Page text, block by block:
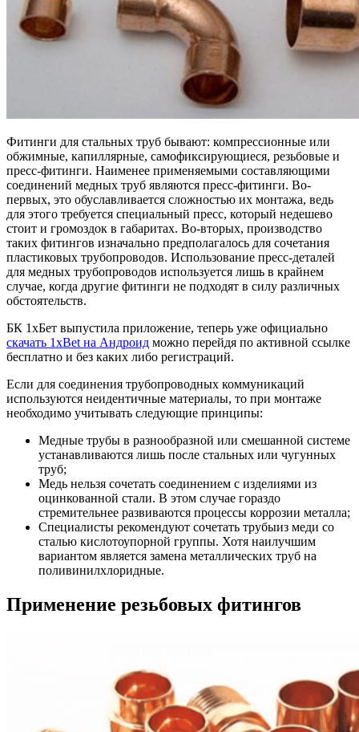
Фитинги для стальных труб бывают: компрессионные или
обжимные, капиллярные, самофиксирующиеся, резьбовые и
пресс-фитинги. Наименее применяемыми составляющими
соединений медных труб являются пресс-фитинги. Во-
первых, это обуславливается сложностью их монтажа, ведь
для этого требуется специальный пресс, который недешево
стоит и громоздок в габаритах. Во-вторых, производство
таких фитингов изначально предполагалось для сочетания
пластиковых трубопроводов. Использование пресс-деталей
для медных трубопроводов используется лишь в крайнем
случае, когда другие фитинги не подходят в силу различных
обстоятельств.
БК 1хБет выпустила приложение, теперь уже официально
скачать 1xBet на Андроид можно перейдя по активной ссылке
бесплатно и без каких либо регистраций.
Если для соединения трубопроводных коммуникаций
используются неидентичные материалы, то при монтаже
необходимо учитывать следующие принципы:
Медные трубы в разнообразной или смешанной системе
устанавливаются лишь после стальных или чугунных
труб;
Медь нельзя сочетать соединением с изделиями из
оцинкованной стали. В этом случае гораздо
стремительнее развиваются процессы коррозии металла;
Специалисты рекомендуют сочетать трубыиз меди со
сталью кислотоупорной группы. Хотя наилучшим
вариантом является замена металлических труб на
поливинилхлоридные.
Применение резьбовых фитингов